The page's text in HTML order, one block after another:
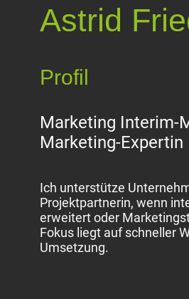
Astrid
Profil
Marketing Interim-
Marketing-Expertin
Ich unterstütze
Projektpartnerin, wenn
erweitert oder
Fokus liegt auf schneller
Umsetzung.